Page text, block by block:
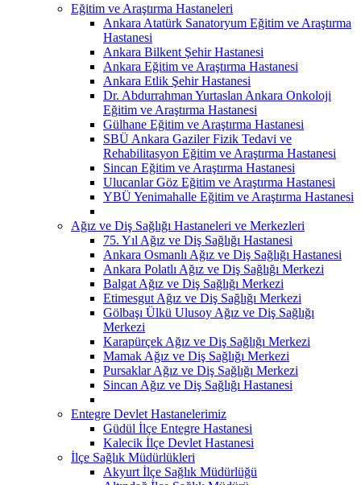
Eğitim ve Araştırma Hastaneleri
Ankara Atatürk Sanatoryum Eğitim ve Araştırma
Hastanesi
Ankara Bilkent Şehir Hastanesi
Ankara Eğitim ve Araştırma Hastanesi
Ankara Etlik Şehir Hastanesi
Dr. Abdurrahman Yurtaslan Ankara Onkoloji
Eğitim ve Araştırma Hastanesi
Gülhane Eğitim ve Araştırma Hastanesi
SBÜ Ankara Gaziler Fizik Tedavi ve
Rehabilitasyon Eğitim ve Araştırma Hastanesi
Sincan Eğitim ve Araştırma Hastanesi
Ulucanlar Göz Eğitim ve Araştırma Hastanesi
YBÜ Yenimahalle Eğitim ve Araştırma Hastanesi
Ağız ve Diş Sağlığı Hastaneleri ve Merkezleri
75. Yıl Ağız ve Diş Sağlığı Hastanesi
Ankara Osmanlı Ağız ve Diş Sağlığı Hastanesi
Ankara Polatlı Ağız ve Diş Sağlığı Merkezi
Balgat Ağız ve Diş Sağlığı Merkezi
Etimesgut Ağız ve Diş Sağlığı Merkezi
Gölbaşı Ülkü Ulusoy Ağız ve Diş Sağlığı
Merkezi
Karapürçek Ağız ve Diş Sağlığı Merkezi
Mamak Ağız ve Diş Sağlığı Merkezi
Pursaklar Ağız ve Diş Sağlığı Merkezi
Sincan Ağız ve Diş Sağlığı Hastanesi
Entegre Devlet Hastanelerimiz
Güdül İlçe Entegre Hastanesi
Kalecik İlçe Devlet Hastanesi
İlçe Sağlık Müdürlükleri
Akyurt İlçe Sağlık Müdürlüğü